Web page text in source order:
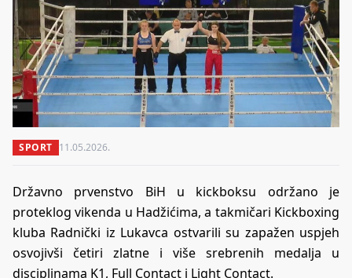
SPORT 11.05.2026.
Državno prvenstvo BiH u kickboksu održano je
proteklog vikenda u Hadžićima, a takmičari Kickboxing
kluba Radnički iz Lukavca ostvarili su zapažen uspjeh
osvojivši četiri zlatne i više srebrenih medalja u
disciplinama K1, Full Contact i Light Contact.